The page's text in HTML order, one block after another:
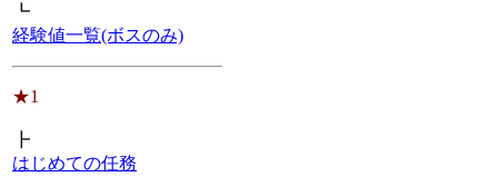
┗
経験値一覧(ボスのみ)
★1
┣
はじめての任務